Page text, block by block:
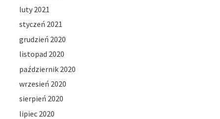
luty 2021
styczeń 2021
grudzień 2020
listopad 2020
październik 2020
wrzesień 2020
sierpień 2020
lipiec 2020